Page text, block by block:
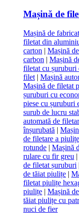
Mașină de
Mașină de
filetat din
carton | Mașină
carbon | Mașină
filetat cu șuruburi
filet | Mașină
Mașină de filetat
șuruburi cu
piese cu șuruburi
surub de lucru
automată de
înșurubată |
de filetare a
rotunde | Mașină
rulare cu fir greu |
de filetat șuruburi
de tăiat piulițe |
filetat piulițe
piulițe | Mașină
tăiat piulițe cu
nuci de fier